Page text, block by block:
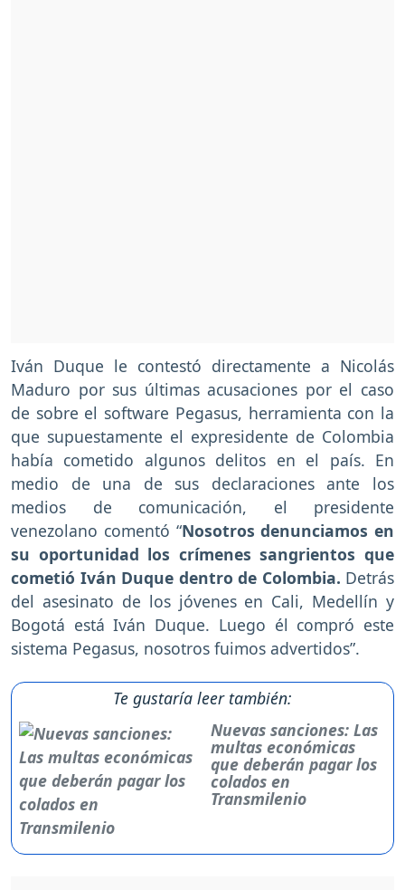
Iván Duque le contestó directamente a Nicolás
Maduro por sus últimas acusaciones por el caso
de sobre el software Pegasus, herramienta con la
que supuestamente el expresidente de Colombia
había cometido algunos delitos en el país. En
medio de una de sus declaraciones ante los
medios de comunicación, el presidente
venezolano comentó “Nosotros denunciamos en
su oportunidad los crímenes sangrientos que
cometió Iván Duque dentro de Colombia. Detrás
del asesinato de los jóvenes en Cali, Medellín y
Bogotá está Iván Duque. Luego él compró este
sistema Pegasus, nosotros fuimos advertidos”.
Te gustaría leer también:
Nuevas sanciones: Las
multas económicas
que deberán pagar los
colados en
Transmilenio